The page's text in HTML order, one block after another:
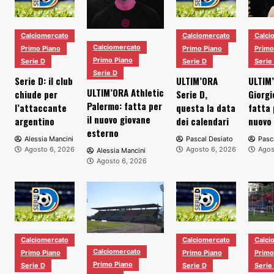
Calciomercato
Primo Piano
Serie D
Serie D: il club
chiude per
l’attaccante
argentino
Alessia Mancini
Agosto 6, 2026
Calciomercato
Primo Piano
Serie D
ULTIM’ORA Athletic
Palermo: fatta per
il nuovo giovane
esterno
Alessia Mancini
Agosto 6, 2026
Calciomercato
Primo Piano
Serie D
ULTIM’ORA
Serie D,
questa la data
dei calendari
Pascal Desiato
Agosto 6, 2026
Serie
fatta
Calciomercato
Primo Piano
Serie D
Calciomercato
Primo Piano
Calciomercato
Primo Piano
Serie D
Serie